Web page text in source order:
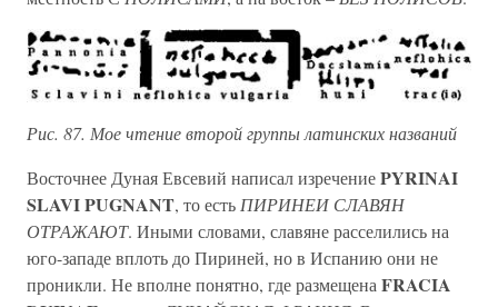
Рис. 87. Мое чтение второй группы латинских названий
Восточнее Дуная Евсевий написал изречениеPYRINAI
SLAVI PUGNANT, то естьПИРИНЕИ СЛАВЯН
ОТРАЖАЮТ. Иными словами, славяне расселились на
юго-западе вплоть до Пириней, но в Испанию они не
проникли. Не вполне понятно, где размещенаFRACIA